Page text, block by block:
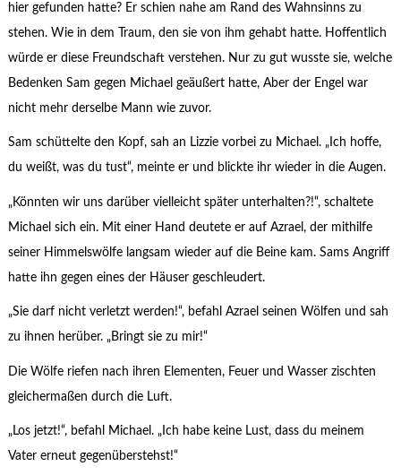
hier gefunden hatte? Er schien nahe am Rand des Wahnsinns zu
stehen. Wie in dem Traum, den sie von ihm gehabt hatte. Hoffentlich
würde er diese Freundschaft verstehen. Nur zu gut wusste sie, welche
Bedenken Sam gegen Michael geäußert hatte, Aber der Engel war
nicht mehr derselbe Mann wie zuvor.
Sam schüttelte den Kopf, sah an Lizzie vorbei zu Michael. „Ich hoffe,
du weißt, was du tust“, meinte er und blickte ihr wieder in die Augen.
„Könnten wir uns darüber vielleicht später unterhalten?!“, schaltete
Michael sich ein. Mit einer Hand deutete er auf Azrael, der mithilfe
seiner Himmelswölfe langsam wieder auf die Beine kam. Sams Angriff
hatte ihn gegen eines der Häuser geschleudert.
„Sie darf nicht verletzt werden!“, befahl Azrael seinen Wölfen und sah
zu ihnen herüber. „Bringt sie zu mir!“
Die Wölfe riefen nach ihren Elementen, Feuer und Wasser zischten
gleichermaßen durch die Luft.
„Los jetzt!“, befahl Michael. „Ich habe keine Lust, dass du meinem
Vater erneut gegenüberstehst!“